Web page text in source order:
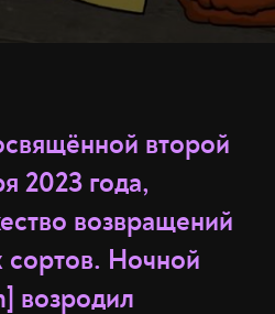
второй
2023 года,
возвращений
сортов. Ночной
возродил